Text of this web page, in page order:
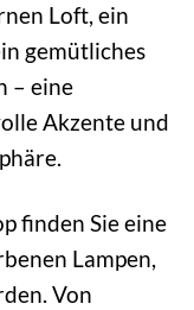
Loft, ein
gemütliches
– eine
Akzente und
finden Sie eine
Lampen,
Von